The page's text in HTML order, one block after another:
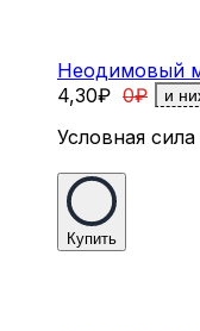
Неодимовый
4,30₽ 0₽ и
Условная
Купить